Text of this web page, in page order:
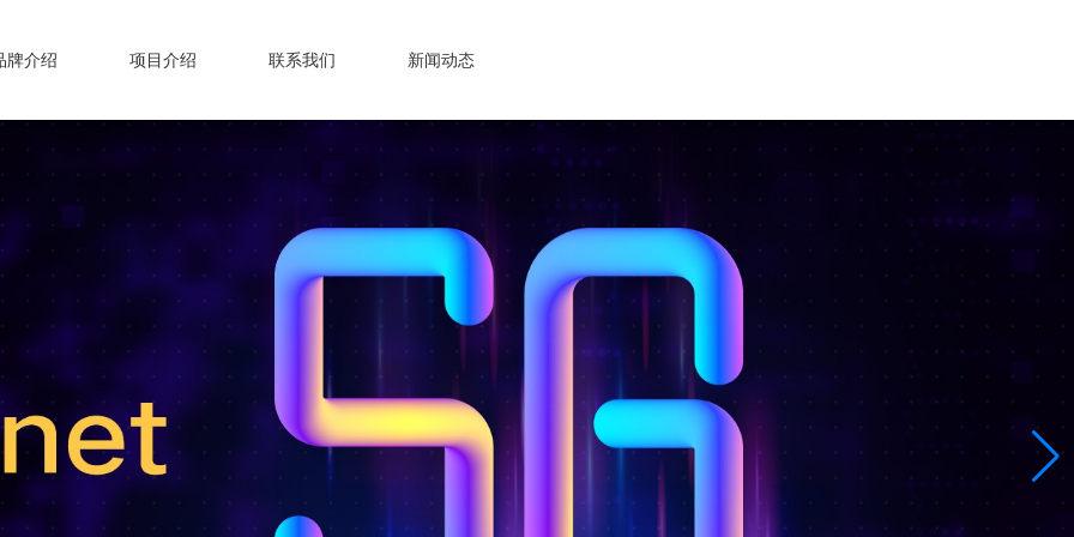
牌介绍 项目介绍 联系我们 新闻动态